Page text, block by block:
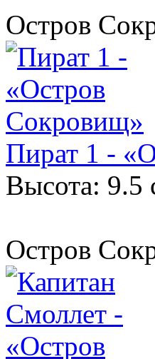
Остров
Пират 1 -
Высота: 9.5
Остров